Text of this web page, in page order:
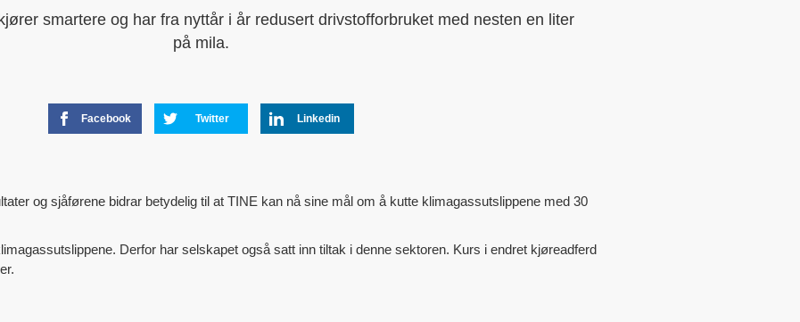
smartere og har fra nyttår i år redusert drivstofforbruket med nesten en liter
på mila.
Facebook Twitter Linkedin
og sjåførene bidrar betydelig til at TINE kan nå sine mål om å kutte klimagassutslippene med 30
Derfor har selskapet også satt inn tiltak i denne sektoren. Kurs i endret kjøreadferd